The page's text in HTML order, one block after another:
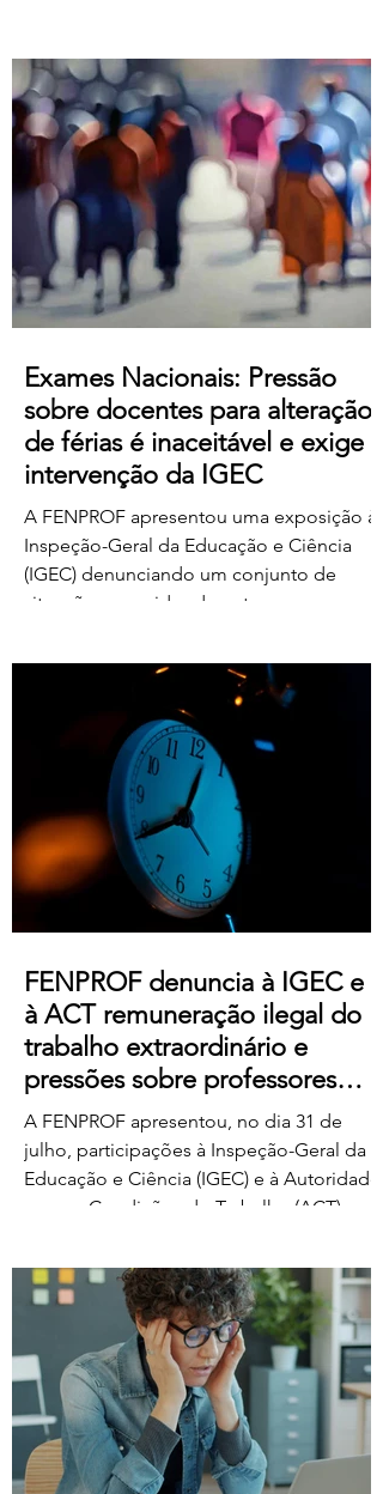
50 € para os restantes; Aumento do
subsídio de refeição para os 5,50€;
Crédito de horas sindicais para
delegadas/os alargado para as 8 horas
mensais. Este acordo produz efeitos
retroativos a janeiro de 2026, embora ai
Exames Nacionais: Pressão
sobre docentes para alteração
de férias é inaceitável e exige
intervenção da IGEC
A FENPROF apresentou uma exposição à
Inspeção-Geral da Educação e Ciência
(IGEC) denunciando um conjunto de
situações ocorridas durante o processo
exames nacionais de 2026, com particular
destaque para as pressões exercidas
sobre docentes classificadores para
alterarem ou prescindirem de períodos
de férias previamente aprovados.
Segundo os relatos recebidos, diversos
professores foram instados por direções
de agrupamentos e escolas a desloc
FENPROF denuncia à IGEC e
à ACT remuneração ilegal do
trabalho extraordinário e
pressões sobre professores
classificadores
A FENPROF apresentou, no dia 31 de
julho, participações à Inspeção-Geral da
Educação e Ciência (IGEC) e à Autoridade
para as Condições do Trabalho (ACT),
da Educação, Ciência e Inovação quanto
ao pagamento do serviço de classificação
dos exames nacionais. A FENPROF
contesta a intenção do MECI de vir a
remunerar o trabalho extraordinário dos
classificadores através do pagamento de
1 euro por resposta classificada. Em vez
de falar de remu